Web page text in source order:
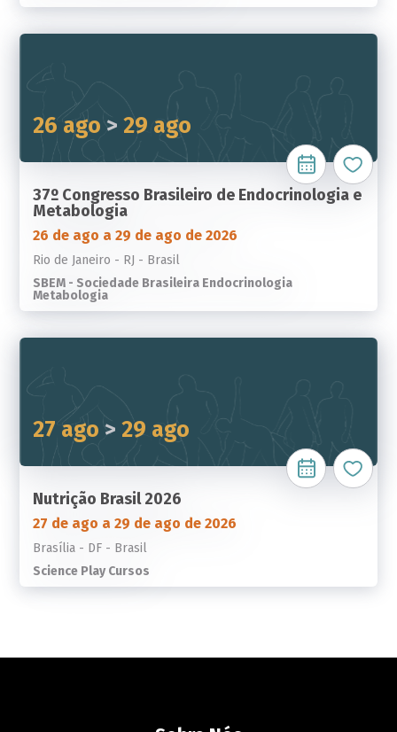
26 ago> 29 ago
37º Congresso Brasileiro de Endocrinologia e
Metabologia
26 de ago a 29 de ago de 2026
Rio de Janeiro - RJ - Brasil
SBEM - Sociedade Brasileira Endocrinologia
Metabologia
27 ago> 29 ago
Nutrição Brasil 2026
27 de ago a 29 de ago de 2026
Brasília - DF - Brasil
Science Play Cursos